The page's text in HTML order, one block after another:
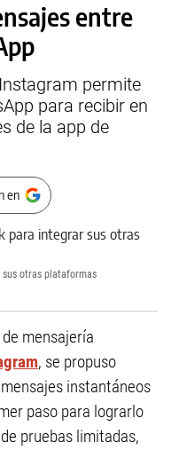
entre
permite
para recibir en
de la app de
en
sus otras plataformas
mensajería
, se propuso
instantáneos
paso para lograrlo
pruebas limitadas,